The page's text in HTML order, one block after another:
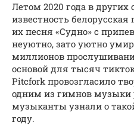
Летом 2020 года в других
известность
их песня «Судно» с
неуютно, зато уютно
миллионов
основой для тысяч
Pitcfork провозгласило
одним из гимнов музыки
музыканты узнали о
году.